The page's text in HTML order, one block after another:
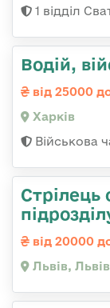
1 відділ
Водій,
від 25000
Харків
Військова
Стрілець
від 20000
Львів,